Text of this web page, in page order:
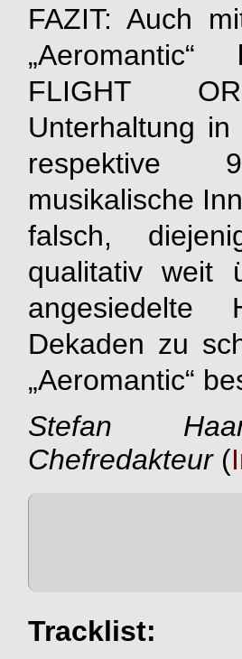
FAZIT: Auch
„Aeromantic“
FLIGHT
Unterhaltung
respektive
musikalische
falsch,
qualitativ weit
angesiedelte
Dekaden zu
„Aeromantic“
Stefan
Chefredakteur(
Tracklist: